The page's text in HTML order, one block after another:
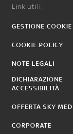
Link utili:
GESTIONE COOKIE
COOKIE POLICY
NOTE LEGALI
DICHIARAZIONE
ACCESSIBILITÀ
OFFERTA SKY
CORPORATE